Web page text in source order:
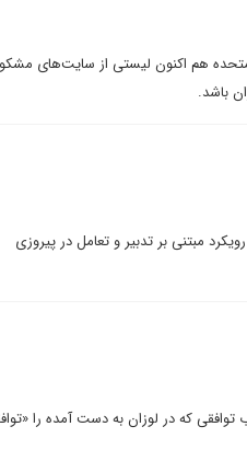
متحده هم اکنون لیستی از سایت‌های
باشد.
مبتنی بر تدبیر و تعامل در پیروزی
که در لوزان به دست آمده را